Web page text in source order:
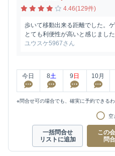
4.46(129件)
歩いて移動出来る距離でした。
とても利便性が高いと感じまし
ユウスケ5967さん
今日 8土 9 日 10月
※問合せ可の場合でも、確実に予約できるわ
空
一括問合せ
リストに追加
この
問